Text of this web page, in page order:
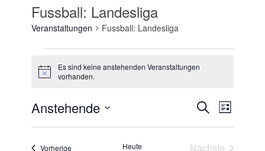
Fussball: Landesliga
Veranstaltungen Fussball: Landesliga
Hinweis
Es sind keine anstehenden Veranstaltungen
vorhanden.
Suche
und
SucheListe
Anstehende
Vorherige VeranstaltungenHeute
Nächste